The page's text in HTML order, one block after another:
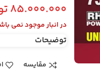
۸۵.۰۰۰.۰۰۰
در انبار موجود نمی
توضیحات
مقایسه